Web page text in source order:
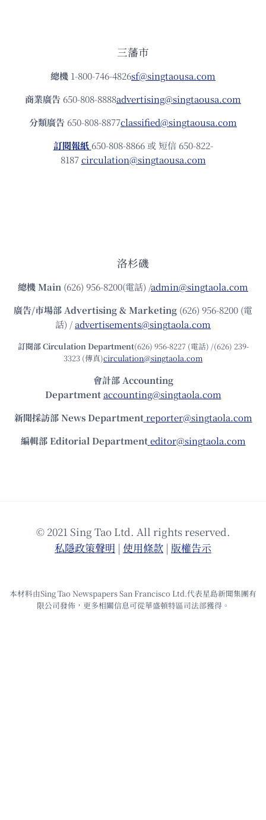
三藩市
總機 1-800-746-4826sf@singtaousa.com
商業廣告 650-808-8888advertising@singtaousa.com
分類廣告 650-808-8877classified@singtaousa.com
訂閱報紙 650-808-8866 或 短信 650-822-
8187circulation@singtaousa.com
洛杉磯
總機Main (626) 956-8200(電話) /admin@singtaola.com
廣告/市場部Advertising & Marketing (626) 956-8200 (電
話) /advertisements@singtaola.com
訂閱部 Circulation Department(626) 956-8227 (電話) /(626) 239-
3323 (傳真)circulation@singtaola.com
會計部 Accounting
Department accounting@singtaola.com
新聞採訪部 News Department reporter@singtaola.com
編輯部 Editorial Department editor@singtaola.com
© 2021 Sing Tao Ltd. All rights reserved.
私隱政策聲明 | 使⽤條款 | 版權告⽰
本材料由Sing Tao Newspapers San Francisco Ltd.代表星島新聞集團有
限公司發佈，更多相關信息可從華盛頓特區司法部獲得。